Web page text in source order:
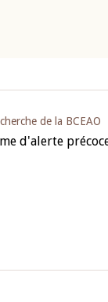
de la BCEAO
d'alerte